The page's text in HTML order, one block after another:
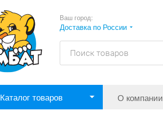
Ваш город:
Доставка по России
Каталог товаров О компании